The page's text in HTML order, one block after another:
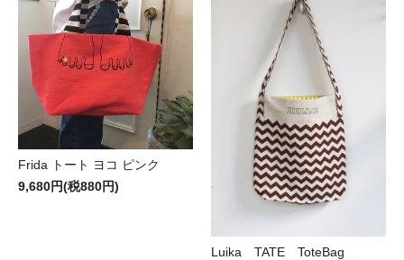
Frida トート ヨコ ピンク
9,680円(税880円)
Luika TATE ToteBag